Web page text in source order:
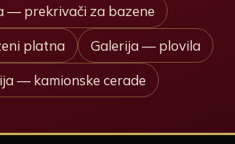
— prekrivači za bazene
platna Galerija — plovila
— kamionske cerade